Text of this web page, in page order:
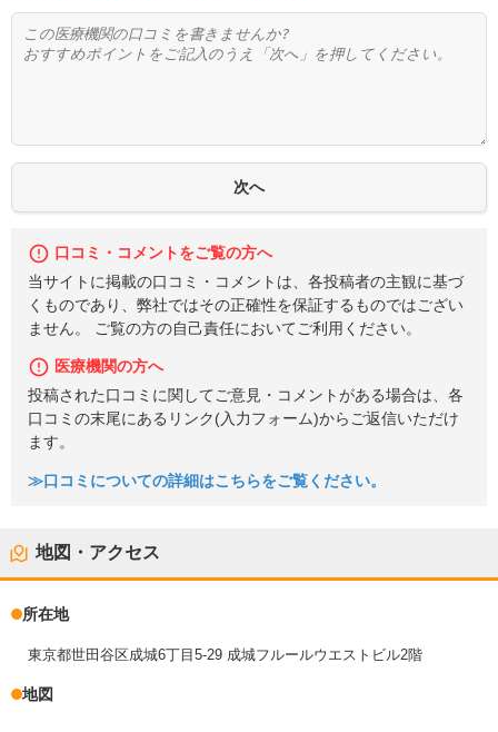
口コミ・コメントをご覧の方へ
当サイトに掲載の口コミ・コメントは、各投稿者の主観に基づ
くものであり、弊社ではその正確性を保証するものではござい
ません。 ご覧の方の自己責任においてご利用ください。
医療機関の方へ
投稿された口コミに関してご意見・コメントがある場合は、各
口コミの末尾にあるリンク(入力フォーム)からご返信いただけ
ます。
≫口コミについての詳細はこちらをご覧ください。
地図・アクセス
所在地
東京都世田谷区成城6丁目5-29 成城フルールウエストビル2階
地図